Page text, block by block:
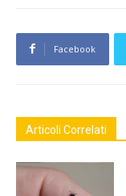
Facebook
Articoli Correlati